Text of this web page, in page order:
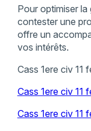
Pour optimiser
contester une
offre un
vos intérêts.
Cass 1ere civ 11
Cass 1ere civ 11
Cass 1ere civ 11